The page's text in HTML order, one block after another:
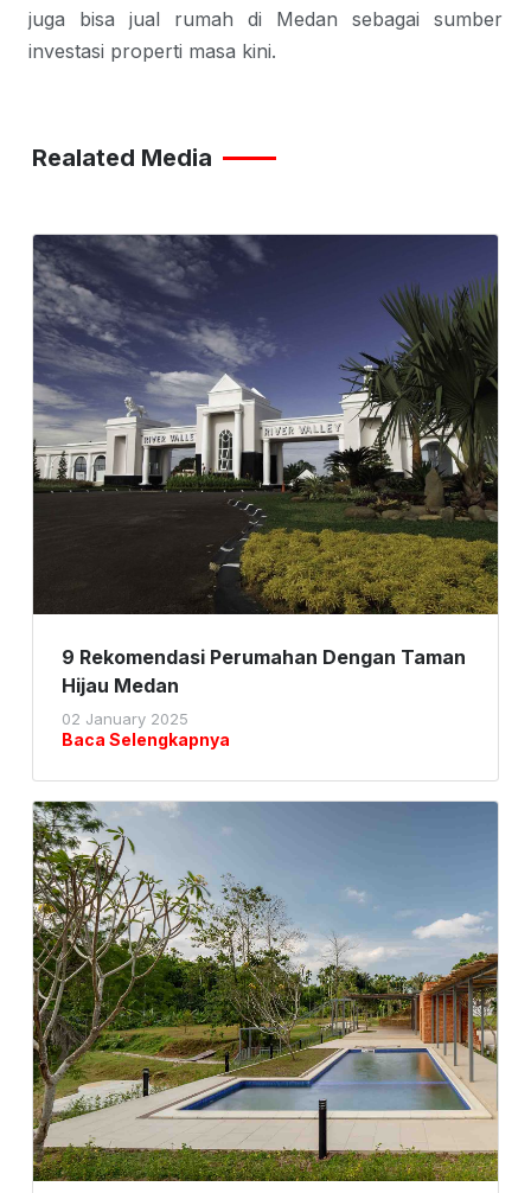
juga bisa jual rumah di Medan sebagai sumber
investasi properti masa kini.
Realated Media
9 Rekomendasi Perumahan Dengan Taman
Hijau Medan
02 January 2025
Baca Selengkapnya